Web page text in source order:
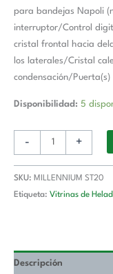
para bandejas Napoli
interruptor/Control
cristal frontal hacia
los laterales/Cristal
condensación/
Disponibilidad: 5
- +
SKU: MILLENNIUM ST20
Etiqueta: Vitrinas de
Descripción